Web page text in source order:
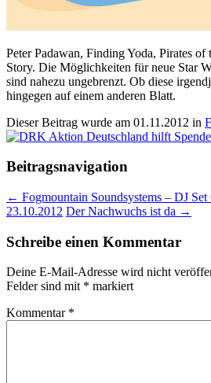
Peter Padawan, Finding Yoda, Pirates
Story. Die Möglichkeiten für neue Star
sind nahezu ungebrenzt. Ob diese
hingegen auf einem anderen Blatt.
Dieser Beitrag wurde am 01.11.2012 in
Beitragsnavigation
← Fogmountain Soundsystems – DJ
23.10.2012 Der Nachwuchs ist da →
Schreibe einen Kommentar
Deine E-Mail-Adresse wird nicht
Felder sind mit * markiert
Kommentar *